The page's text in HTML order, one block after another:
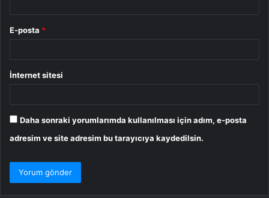
E-posta *
İnternet sitesi
Daha sonraki yorumlarımda kullanılması için adım, e-posta
adresim ve site adresim bu tarayıcıya kaydedilsin.